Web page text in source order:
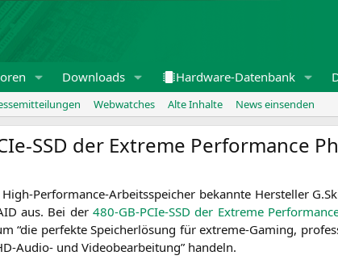
Downloads Hardware-Datenbank
Webwatches Alte Inhalte News einsenden
SSD der Extreme Performance
Per­for­mance-Arbeits­spei­cher bekann­te Her­stel­ler
aus. Bei der 480-GB-PCIe-SSD der Extre­me
“die per­fek­te Spei­cher­lö­sung für extre­me-Gam­ing,
Audio- und Video­be­ar­bei­tung” handeln.